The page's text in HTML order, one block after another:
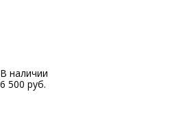
В наличии
6 500 руб.